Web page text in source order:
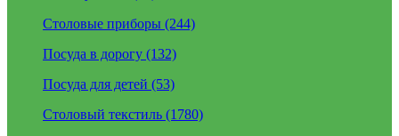
Столовые приборы (244)
Посуда в дорогу (132)
Посуда для детей (53)
Столовый текстиль (1780)